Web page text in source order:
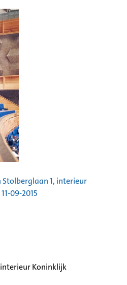
Stolberglaan 1, interieur
09-2015
Koninklijk